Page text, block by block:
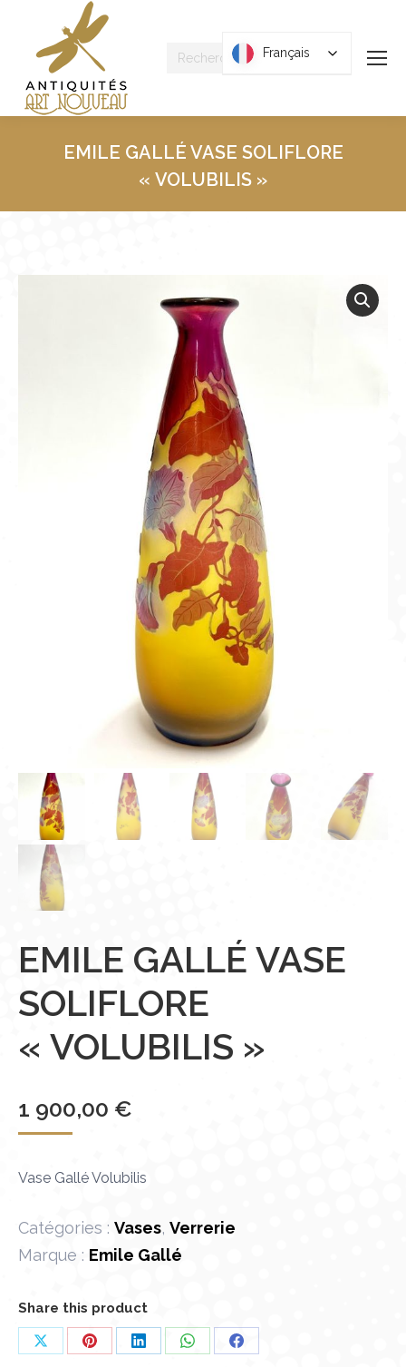
Recherche
EMILE GALLÉ VASE SOLIFLORE
« VOLUBILIS »
EMILE GALLÉ VASE
SOLIFLORE
« VOLUBILIS »
1 900,00 €
Vase Gallé Volubilis
Catégories : Vases, Verrerie
Marque : Emile Gallé
Share this product
PartagerPartagerPartagerPartagerPartager
Français
Français